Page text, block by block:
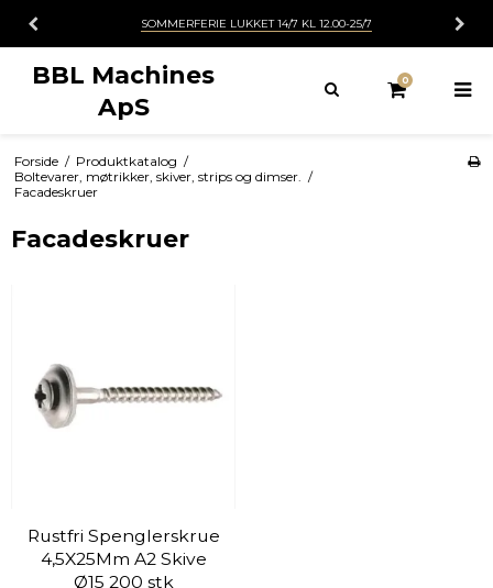
SOMMERFERIE LUKKET 14/7 KL 12.00-25/7
BBL Machines
ApS
0
Forside / Produktkatalog /
Boltevarer, møtrikker, skiver, strips og dimser. /
Facadeskruer
Facadeskruer
Rustfri Spenglerskrue
4,5X25Mm A2 Skive
Ø15 200 stk